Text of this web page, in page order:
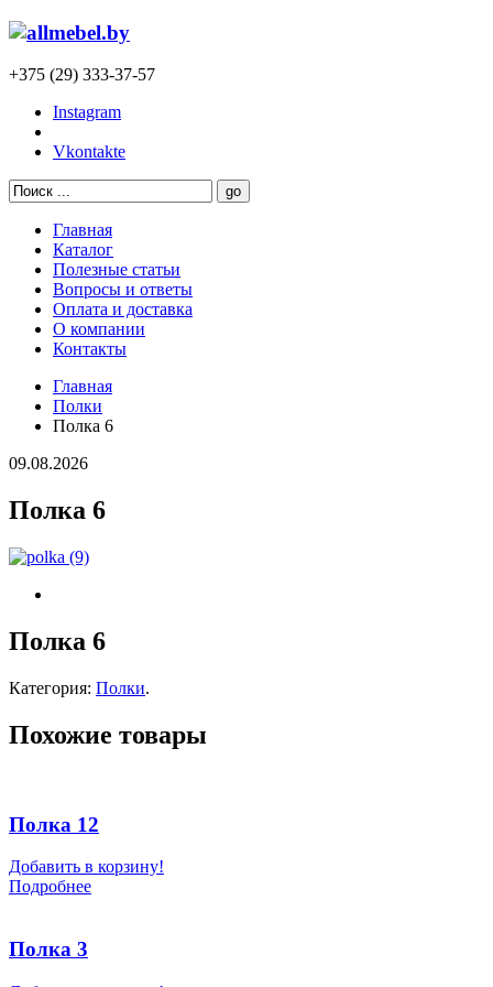
+375 (29) 333-37-57
Instagram
Vkontakte
Главная
Каталог
Полезные статьи
Вопросы и ответы
Оплата и доставка
О компании
Контакты
Главная
Полки
Полка 6
09.08.2026
Полка 6
Полка 6
Категория: Полки.
Похожие товары
Полка 12
Добавить в корзину!
Подробнее
Полка 3